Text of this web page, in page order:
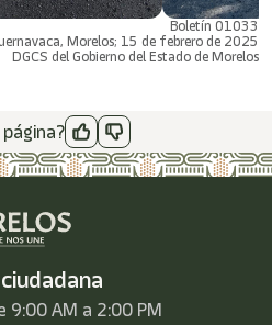
Boletín 01033
Morelos; 15 de febrero de 2025
DGCS del Gobierno del Estado de Morelos
9:00 AM a 2:00 PM